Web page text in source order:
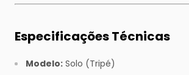
Especificações Técnicas
Modelo: Solo (Tripé)